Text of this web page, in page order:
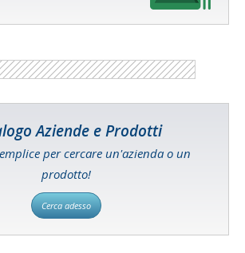
Aziende e Prodotti
per cercare un'azienda o un
prodotto!
Cerca adesso